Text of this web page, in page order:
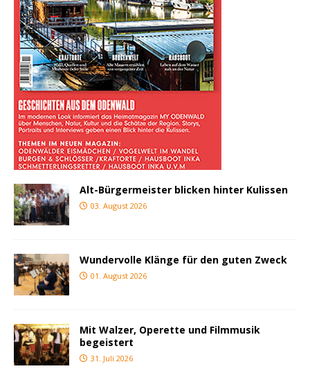
Alt-Bürgermeister blicken hinter Kulissen
03. August 2026
Wundervolle Klänge für den guten Zweck
01. August 2026
Mit Walzer, Operette und Filmmusik
begeistert
31. Juli 2026